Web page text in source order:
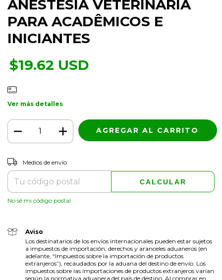
ANESTESIA VETERINÁRIA
PARA ACADÊMICOS E
INICIANTES
$19.62 USD
Ver más detalles
Entregas para el CP:
Medios de envío
CALCULAR
No sé mi código postal
Aviso
Los destinatarios de los envíos internacionales pueden estar sujetos
a impuestos de importación, derechos y aranceles aduaneros (en
adelante, “Impuestos sobre la importación de productos
extranjeros”), recaudados por la aduana del destino de envío. Los
impuestos sobre las importaciones de productos extranjeros varían
según la normativa aduanera del país de destino. Al comprar en